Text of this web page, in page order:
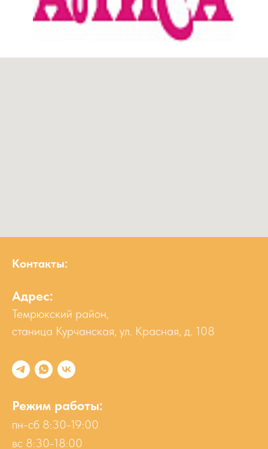
Контакты:
Адрес:
Темрюкский район,
станица Курчанская, ул. Красная, д. 108
Режим работы:
пн-сб 8:30-19:00
вс 8:30-18:00